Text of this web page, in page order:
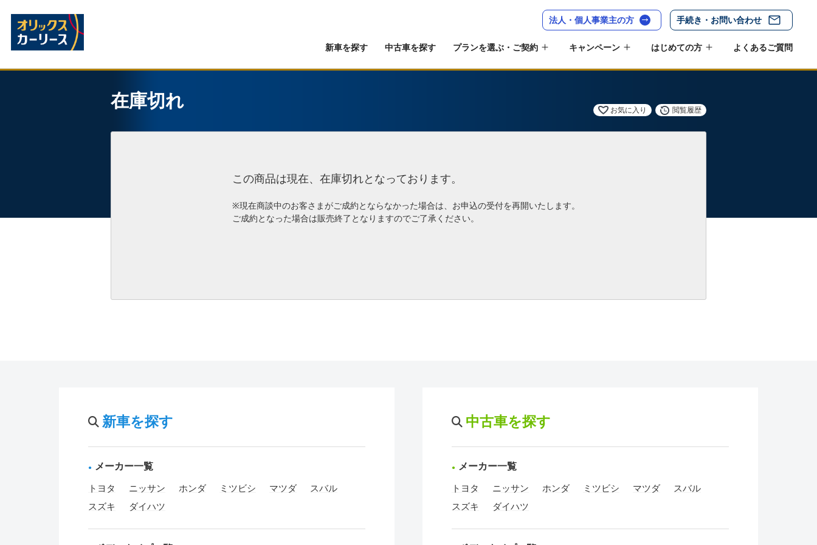
法人・個人事業主の方 手続き・お問い合わせ
新車を探す 中古車を探す プランを選ぶ・ご契約 キャンペーン はじめての方 よくあるご質問
在庫切れ お気に入り 閲覧履歴
この商品は現在、在庫切れとなっております。
※現在商談中のお客さまがご成約とならなかった場合は、お申込の受付を再開いたします。
ご成約となった場合は販売終了となりますのでご了承ください。
新車を探す
メーカー一覧
トヨタ ニッサン ホンダ ミツビシ マツダ
スバル
スズキ
ダイハツ
中古車を探す
メーカー一覧
トヨタ ニッサン ホンダ ミツビシ マツダ
スバル
スズキ
ダイハツ